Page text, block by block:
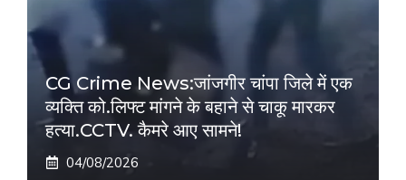
CG Crime News:जांजगीर चांपा जिले में एक
व्यक्ति को.लिफ्ट मांगने के बहाने से चाकू मारकर
हत्या.CCTV. कैमरे आए सामने!
04/08/2026